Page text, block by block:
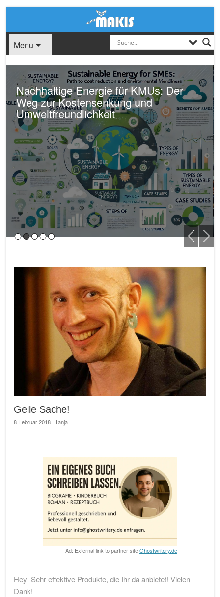
Menu
Nachhaltige Energie für KMUs: Der
Weg zur Kostensenkung und
Umweltfreundlichkeit
Geile Sache!
8 Februar 2018 Tanja
Ad: External link to partner siteGhostwritery.de
Hey! Sehr effektive Produkte, die Ihr da anbietet! Vielen
Dank!